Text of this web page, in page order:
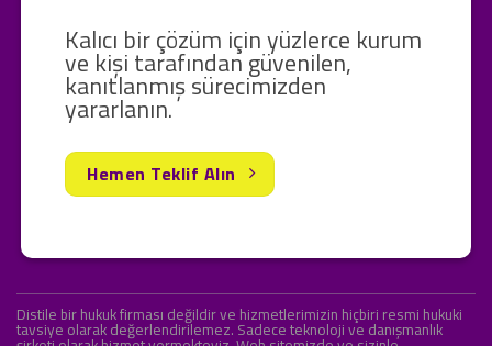
Kalıcı bir çözüm için yüzlerce kurum
ve kişi tarafından güvenilen,
kanıtlanmış sürecimizden
yararlanın.
Hemen Teklif Alın
Distile bir hukuk firması değildir ve hizmetlerimizin hiçbiri resmi hukuki
tavsiye olarak değerlendirilemez. Sadece teknoloji ve danışmanlık